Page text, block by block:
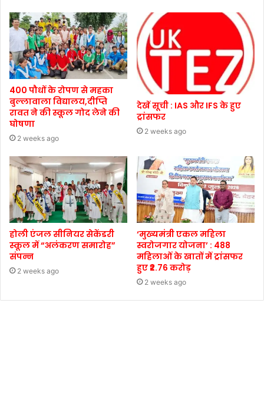
400 पौधों के रोपण से महका
बुल्लावाला विद्यालय,दीप्ति
रावत ने की स्कूल गोद लेने की
घोषणा
2 weeks ago
देखें सूची : IAS और IFS के हुए
ट्रांसफर
2 weeks ago
होली एंजल सीनियर सेकेंडरी
स्कूल में “अलंकरण समारोह”
संपन्न
2 weeks ago
‘मुख्यमंत्री एकल महिला
स्वरोजगार योजना’ : 488
महिलाओं के खातों में ट्रांसफर
हुए ₹2.76 करोड़
2 weeks ago